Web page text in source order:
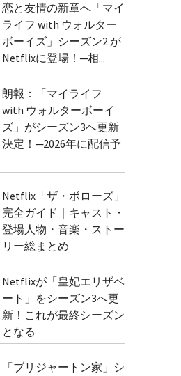
恋と友情の新章へ「マイ
ライフ with ウォルター
ボーイズ」シーズン2 が
Netflixに登場！─相...
朗報：「マイライフ
with ウォルターボーイ
ズ」がシーズン3へ更新
決定！─2026年に配信予
Netflix「ザ・ボローズ」
完全ガイド｜キャスト・
登場人物・音楽・ストー
リー総まとめ
Netflixが「皇妃エリザベ
ート」をシーズン3へ更
新！これが最終シーズン
となる
「ブリジャートン家」シ